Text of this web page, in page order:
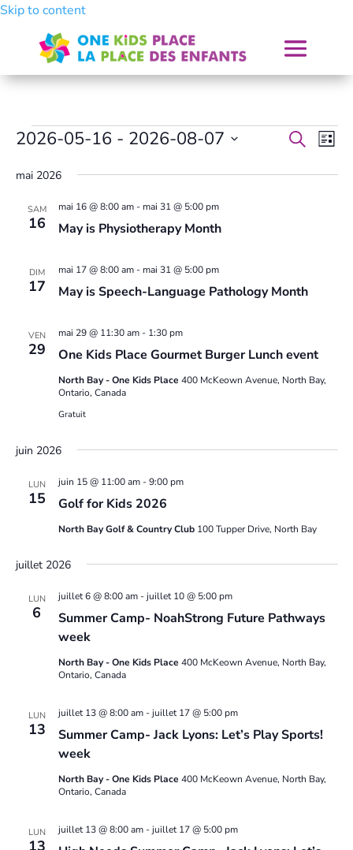
Skip to content
Évènements Recherche
de
Liste
2026-05-16 - 2026-08-07
une
date.
mai 2026
SAM
16 May is Physiotherapy Month
mai 16 @ 8:00 am- mai 31 @ 5:00 pm
DIM
17 May is Speech-Language Pathology Month
mai 17 @ 8:00 am- mai 31 @ 5:00 pm
VEN
29 One Kids Place Gourmet Burger Lunch event
mai 29 @ 11:30 am- 1:30 pm
North Bay - One Kids Place 400 McKeown Avenue, North Bay,
Ontario, Canada
Gratuit
juin 2026
LUN
15 Golf for Kids 2026
juin 15 @ 11:00 am-9:00 pm
North Bay Golf & Country Club 100 Tupper Drive, North Bay
juillet 2026
LUN
6
Summer Camp- NoahStrong Future Pathways
week
juillet 6 @ 8:00 am-juillet 10 @ 5:00 pm
North Bay - One Kids Place 400 McKeown Avenue, North Bay,
Ontario, Canada
LUN
13
Summer Camp- Jack Lyons: Let’s Play Sports!
week
juillet 13 @ 8:00 am-juillet 17 @ 5:00 pm
North Bay - One Kids Place 400 McKeown Avenue, North Bay,
Ontario, Canada
LUN
13
juillet 13 @ 8:00 am-juillet 17 @ 5:00 pm